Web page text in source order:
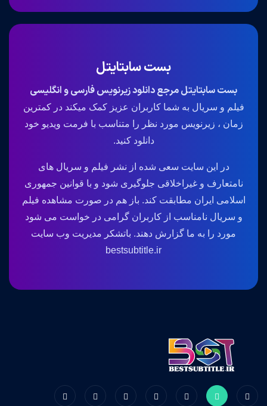
بست سابتایتل
بست سابتایتل مرجع دانلود زیرنویس فارسی و انگلیسی
فیلم و سریال به شما کاربران عزیز کمک میکند در کمترین
زمان ، زیرنویس مورد نظر را متناسب با فرمت ویدیو خود
دانلود کنید.
در این سایت سعی شده از نشر فیلم و سریال های
نامتعارف و غیراخلاقی جلوگیری شود و با قوانین جمهوری
اسلامی ایران مطابقت کند. باز هم در صورت مشاهده فیلم
و سریال نامناسب از کاربران گرامی در خواست می شود
مورد را به ما گزارش دهند. باتشکر مدیریت وب سایت
bestsubtitle.ir